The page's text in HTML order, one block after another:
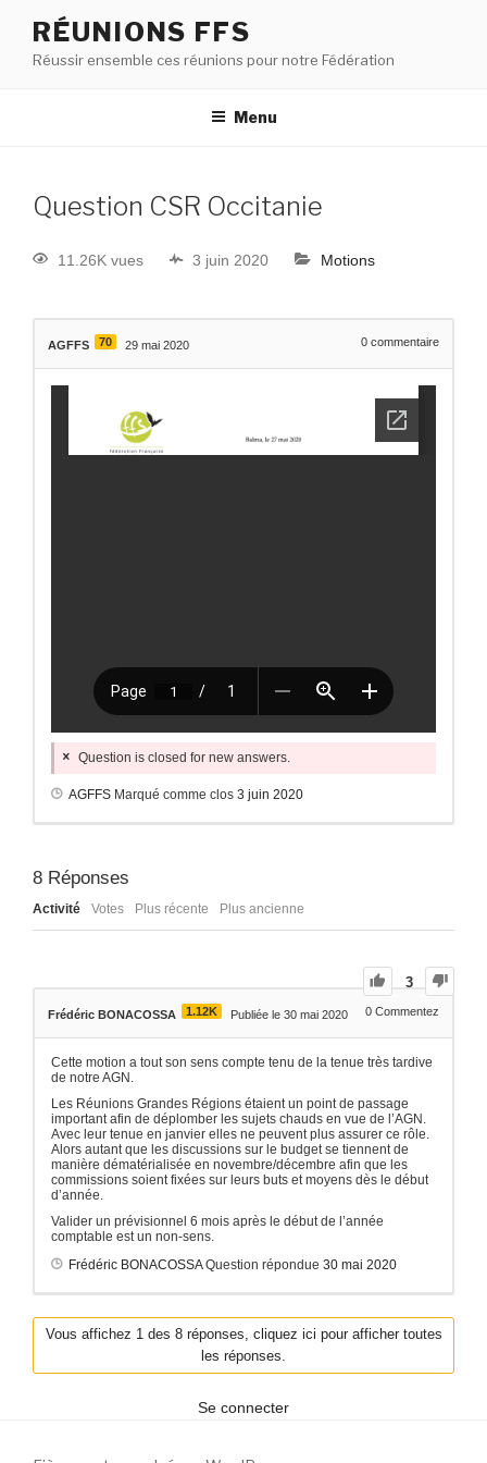
RÉUNIONS FFS
Réussir ensemble ces réunions pour notre Fédération
Menu
Question CSR Occitanie
11.26K vues 3 juin 2020 Motions
AGFFS 70 29 mai 2020 0 commentaire
Question is closed for new answers.
AGFFS Marqué comme clos 3 juin 2020
8 Réponses
Activité Votes Plus récente Plus ancienne
3
Frédéric BONACOSSA 1.12K Publiée le 30 mai 2020 0 Commentez
Cette motion a tout son sens compte tenu de la tenue très tardive
de notre AGN.
Les Réunions Grandes Régions étaient un point de passage
important afin de déplomber les sujets chauds en vue de l’AGN.
Avec leur tenue en janvier elles ne peuvent plus assurer ce rôle.
Alors autant que les discussions sur le budget se tiennent de
manière dématérialisée en novembre/décembre afin que les
commissions soient fixées sur leurs buts et moyens dès le début
d’année.
Valider un prévisionnel 6 mois après le début de l’année
comptable est un non-sens.
Frédéric BONACOSSAQuestion répondue 30 mai 2020
Vous affichez 1 des 8 réponses, cliquez ici pour afficher toutes
les réponses.
Se connecter